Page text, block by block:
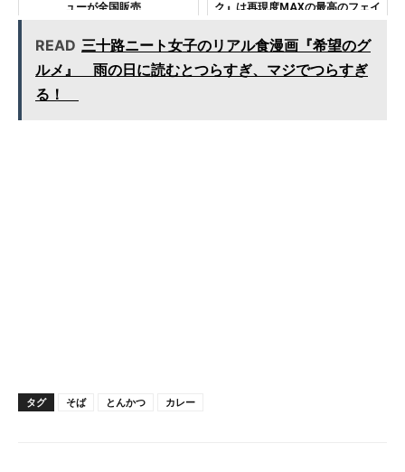
ューが全国販売
ク』は再現度MAXの最高のフェイ
READ 三十路ニート女子のリアル食漫画『希望のグ
ルメ』 雨の日に読むとつらすぎ、マジでつらすぎ
る！
タグ そば とんかつ カレー